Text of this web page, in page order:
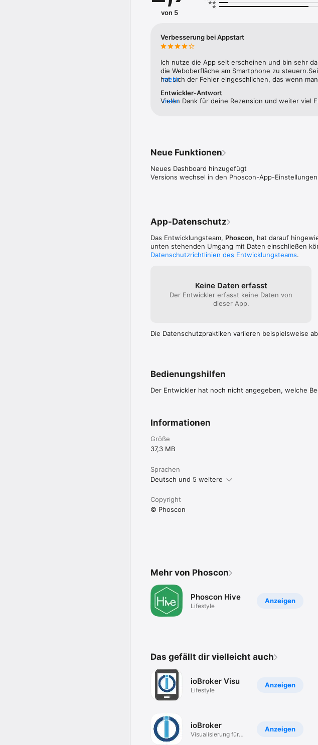
von 5
Verbesserung bei Appstart
Ich nutze die App seit erscheinen und bin sehr
die Weboberfläche am Smartphone zu
hat sich der Fehler eingeschlichen, das wenn man
anmelden kann da der Bildschirm weiß bleibt.Erst
Neustart der App hilft aber nur über Gateway
mehr
Entwickler-Antwort
Vielen Dank für deine Rezension und weiter viel
mehr
Neue Funktionen
Neues Dashboard hinzugefügt
Versions wechsel in den Phoscon-App-
App-Datenschutz
Das Entwicklungsteam, Phoscon, hat darauf
unten stehenden Umgang mit Daten einschließen
Datenschutzrichtlinien des Entwicklungsteams.
Keine Daten erfasst
Der Entwickler erfasst keine Daten von
dieser App.
Die Datenschutzpraktiken variieren beispielsweise
Bedienungshilfen
Der Entwickler hat noch nicht angegeben, welche
Informationen
Größe
37,3 MB
Sprachen
Deutsch und 5 weitere
Copyright
© Phoscon
Mehr von Phoscon
Anzeigen
Phoscon Hive
Lifestyle
Das gefällt dir vielleicht auch
Anzeigen
ioBroker Visu
Lifestyle
Anzeigen
ioBroker
Visualisierung für